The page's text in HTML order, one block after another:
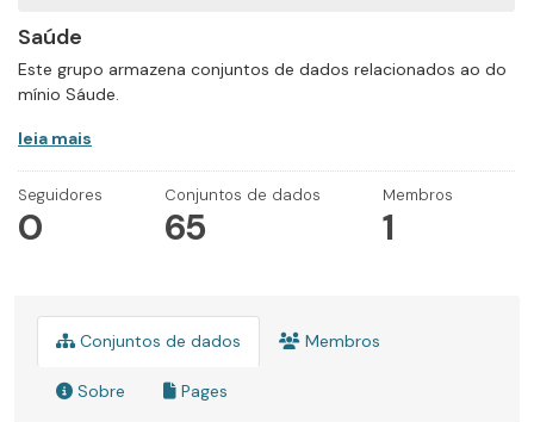
Saúde
Este grupo armazena conjuntos de dados relacionados ao do
mínio Sáude.
leia mais
Seguidores
0
Conjuntos de dados
65
Membros
1
Conjuntos de dados Membros
Sobre Pages